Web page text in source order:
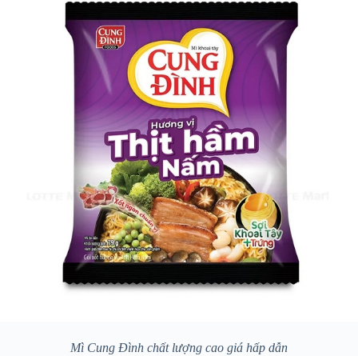
Mì Cung Đình chất lượng cao giá hấp dẫn